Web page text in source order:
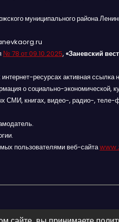
муниципального района
№ 78 от 09.10.2025, «Заневский
ресурсах активная
о социально-экономической,
СМИ, книгах, видео-, радио-,
пользователями веб-сайта